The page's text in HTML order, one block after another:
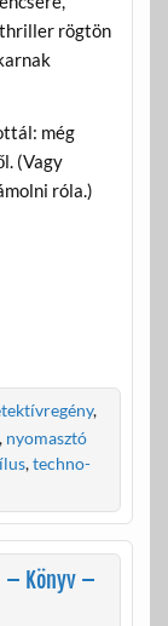
rögtön
még
(Vagy
róla.)
,
nyomasztó
,techno-
– Könyv –